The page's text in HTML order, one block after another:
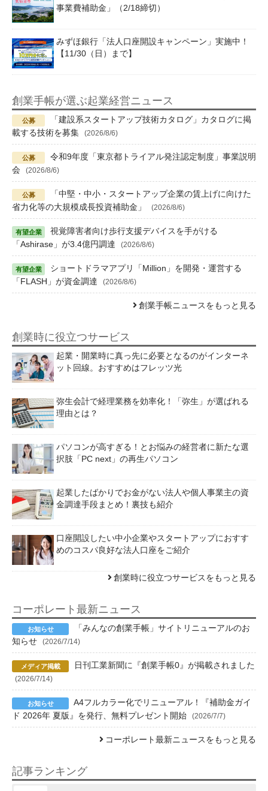
事業費補助金」（2/18締切）
みずほ銀行「法人口座開設キャンペーン」実施中！
【11/30（日）まで】
創業手帳が選ぶ起業経営ニュース
「建設系スタートアップ技術カタログ」カタログに掲
載する技術を募集
(2026/8/6)
令和9年度「東京都トライアル発注認定制度」事業説明
会
(2026/8/6)
「中堅・中小・スタートアップ企業の賃上げに向けた
省力化等の大規模成長投資補助金」
(2026/8/6)
視覚障害者向け歩行支援デバイスを手がける
「Ashirase」が3.4億円調達
(2026/8/6)
ショートドラマアプリ「Million」を開発・運営する
「FLASH」が資金調達
(2026/8/6)
創業手帳ニュースをもっと見る
創業時に役立つサービス
起業・開業時に真っ先に必要となるのがインターネ
ット回線。おすすめはフレッツ光
弥生会計で経理業務を効率化！「弥生」が選ばれる
理由とは？
パソコンが高すぎる！とお悩みの経営者に新たな選
択肢「PC next」の再生パソコン
起業したばかりでお金がない法人や個人事業主の資
金調達手段まとめ！裏技も紹介
口座開設したい中小企業やスタートアップにおすす
めのコスパ良好な法人口座をご紹介
創業時に役立つサービスをもっと見る
コーポレート最新ニュース
「みんなの創業手帳」サイトリニューアルのお
知らせ
(2026/7/14)
日刊工業新聞に『創業手帳0』が掲載されました
(2026/7/14)
A4フルカラー化でリニューアル！『補助金ガイ
ド 2026年 夏版』を発行、無料プレゼント開始
(2026/7/7)
コーポレート最新ニュースをもっと見る
記事ランキング